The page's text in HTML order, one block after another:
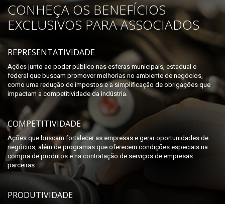
CONHEÇA OS BENEFÍCIOS
EXCLUSIVOS PARA ASSOCIADOS
REPRESENTATIVIDADE
Ações junto ao poder público nas esferas municipais, estadual e
federal que buscam promover melhorias no ambiente de negócios,
como uma redução de impostos e a simplificação de obrigações que
impactam a competitividade da indústria.
COMPETITIVIDADE
Ações que buscam fortalecer as empresas e gerar oportunidades de
negócios, além de programas que oferecem condições especiais na
compra de produtos e na contratação de serviços de empresas
parceiras.
PRODUTIVIDADE